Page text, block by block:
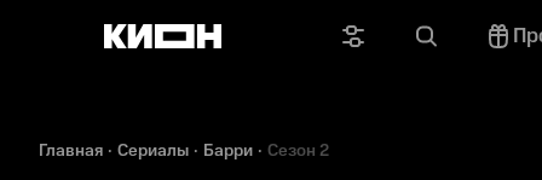
Главная Сериалы Барри Сезон 2